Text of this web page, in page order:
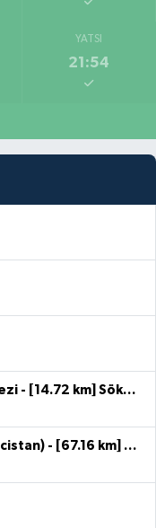
YATSI
21:54
Ege Denizi - Kuşadası Körfezi - [14.72 km] Söke (Aydın)
Dmanisi, Kvemo Kartli (Gürcistan) - [67.16 km] Akyaka (Kars)